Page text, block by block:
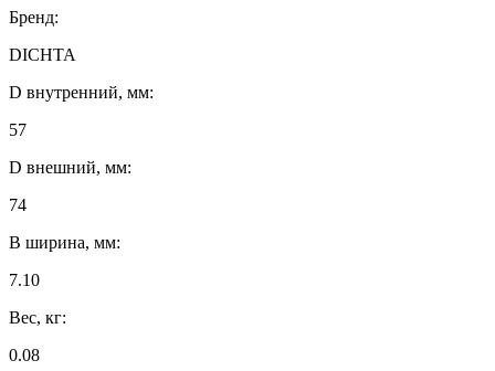
Бренд:
DICHTA
D внутренний, мм:
57
D внешний, мм:
74
B ширина, мм:
7.10
Вес, кг:
0.08